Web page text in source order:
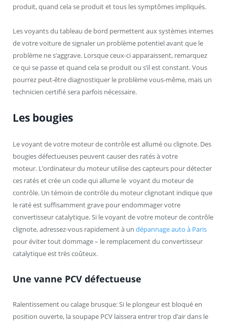
produit, quand cela se produit et tous les symptômes impliqués.
Les voyants du tableau de bord permettent aux systèmes internes
de votre voiture de signaler un problème potentiel avant que le
problème ne s’aggrave. Lorsque ceux-ci apparaissent, remarquez
ce qui se passe et quand cela se produit ou s’il est constant. Vous
pourrez peut-être diagnostiquer le problème vous-même, mais un
technicien certifié sera parfois nécessaire.
Les bougies
Le voyant de votre moteur de contrôle est allumé ou clignote. Des
bougies défectueuses peuvent causer des ratés à votre
moteur. L’ordinateur du moteur utilise des capteurs pour détecter
ces ratés et crée un code qui allume le voyant du moteur de
contrôle. Un témoin de contrôle du moteur clignotant indique que
le raté est suffisamment grave pour endommager votre
convertisseur catalytique. Si le voyant de votre moteur de contrôle
clignote, adressez-vous rapidement à un dépannage auto à Paris
pour éviter tout dommage – le remplacement du convertisseur
catalytique est très coûteux.
Une vanne PCV défectueuse
Ralentissement ou calage brusque: Si le plongeur est bloqué en
position ouverte, la soupape PCV laissera entrer trop d’air dans le